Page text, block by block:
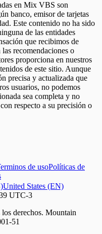
en Mix VBS son
banco, emisor de tarjetas
Este contenido no ha sido
de las entidades
que recibimos de
recomendaciones o
proporciona en nuestros
de este sitio. Aunque
precisa y actualizada que
usuarios, no podemos
sea completa y no
respecto a su precisión o
de usoPolíticas de
United States (EN)
UTC-3
derechos. Mountain
51